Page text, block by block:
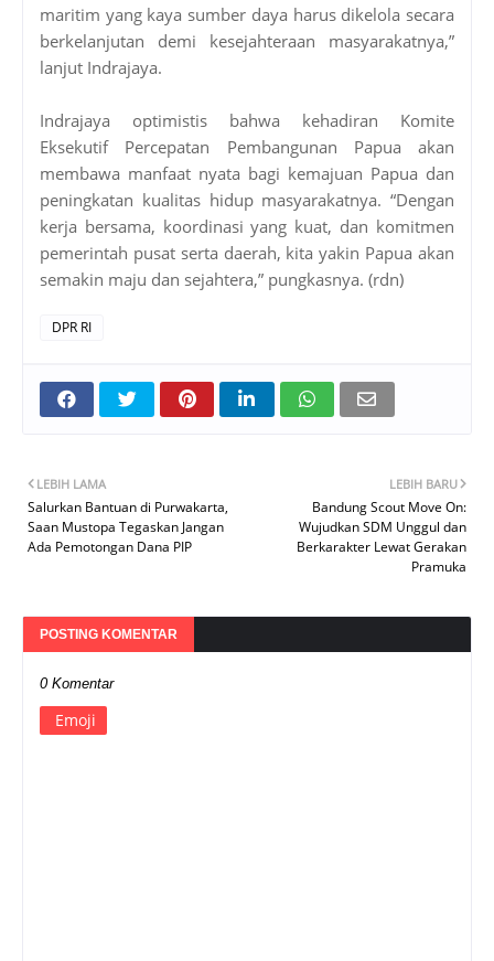
maritim yang kaya sumber daya harus dikelola secara
berkelanjutan demi kesejahteraan masyarakatnya,”
lanjut Indrajaya.
Indrajaya optimistis bahwa kehadiran Komite
Eksekutif Percepatan Pembangunan Papua akan
membawa manfaat nyata bagi kemajuan Papua dan
peningkatan kualitas hidup masyarakatnya. “Dengan
kerja bersama, koordinasi yang kuat, dan komitmen
pemerintah pusat serta daerah, kita yakin Papua akan
semakin maju dan sejahtera,” pungkasnya. (rdn)
DPR RI
LEBIH BARU
Bandung Scout Move On:
Wujudkan SDM Unggul dan
Berkarakter Lewat Gerakan
Pramuka
LEBIH LAMA
Salurkan Bantuan di Purwakarta,
Saan Mustopa Tegaskan Jangan
Ada Pemotongan Dana PIP
POSTING KOMENTAR
0 Komentar
Emoji